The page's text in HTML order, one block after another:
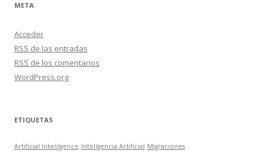
META
Acceder
RSS de las entradas
RSS de los comentarios
WordPress.org
ETIQUETAS
Artificial Intelilgence Inteligencia Artificial Migraciones